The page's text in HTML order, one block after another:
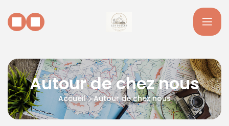
Autour de chez nous
Accueil Autour de chez nous